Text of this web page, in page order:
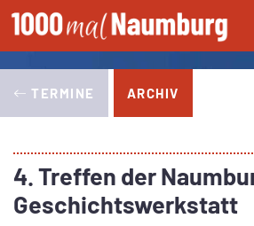
Zum
Inhalt
springen
TERMINE ARCHIV
4. Treffen der
Geschichtswerkstatt